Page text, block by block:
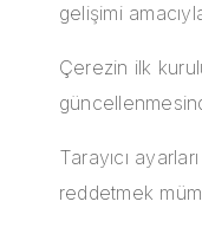
gelişimi
Çerezin ilk
Tarayıcı
reddetmek